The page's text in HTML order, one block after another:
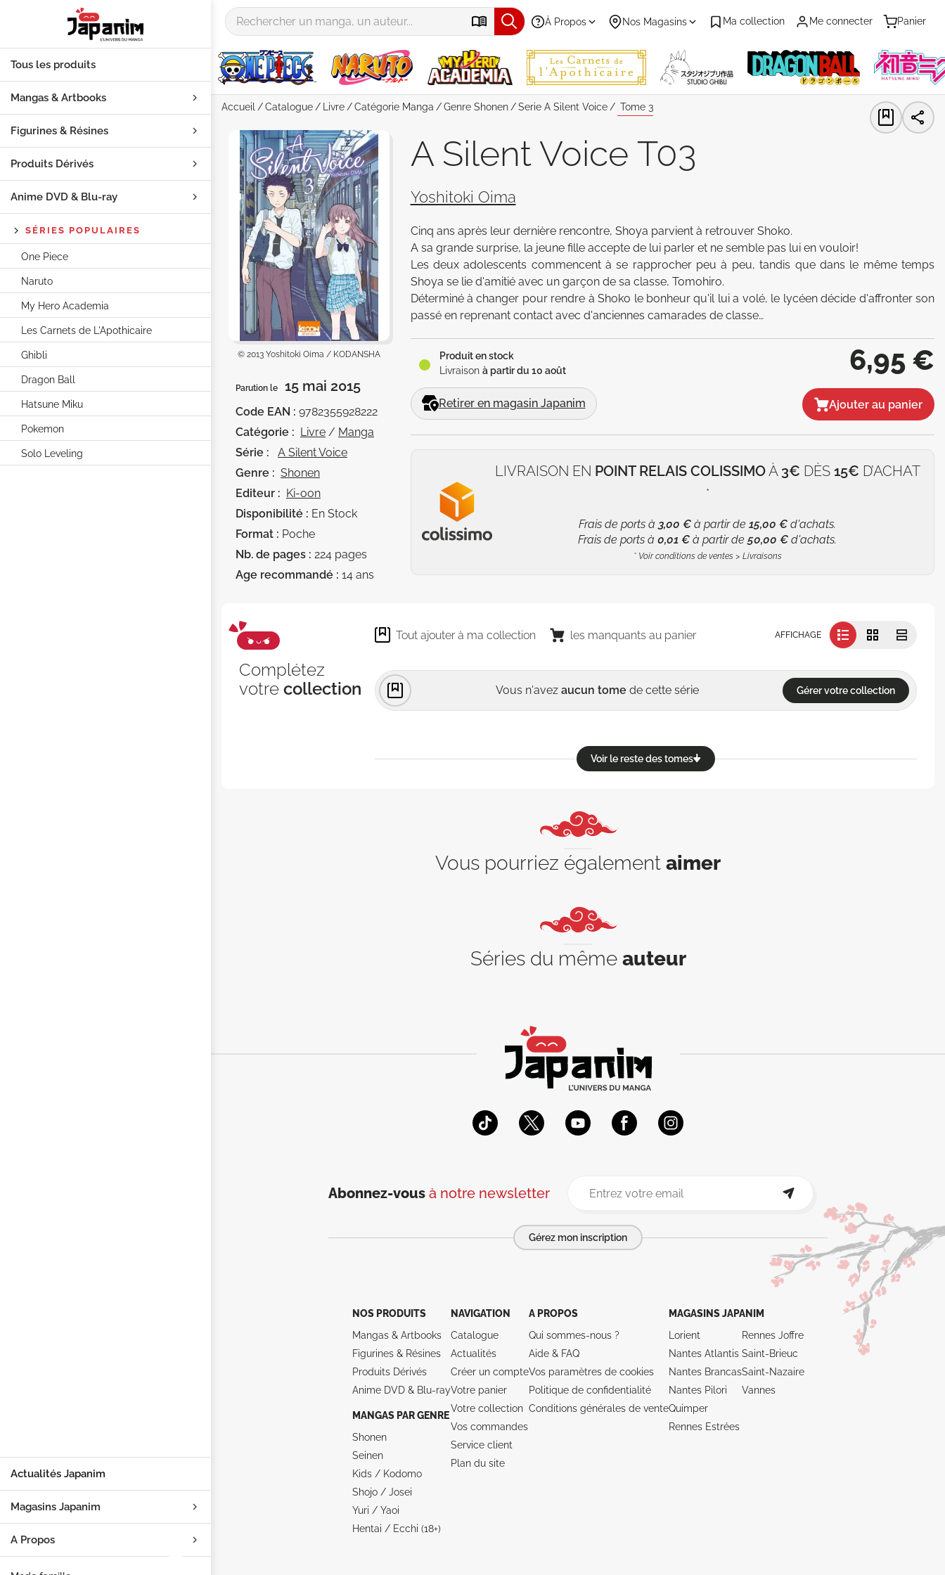
À Propos Nos Magasins Ma collection Me connecter Panier
Tous les produits
Mangas & Artbooks
Figurines & Résines
Produits Dérivés
Anime DVD & Blu‑ray
SÉRIES POPULAIRES
One Piece
Naruto
My Hero Academia
Les Carnets de L'Apothicaire
Ghibli
Dragon Ball
Hatsune Miku
Pokemon
Solo Leveling
Actualités Japanim
Magasins Japanim
A Propos
Accueil Catalogue Livre Catégorie Manga Genre Shonen Serie A Silent Voice Tome 3
© 2013 Yoshitoki Oima / KODANSHA
A Silent Voice T03
Yoshitoki Oima
Cinq ans après leur dernière rencontre, Shoya parvient à retrouver Shoko.
A sa grande surprise, la jeune fille accepte de lui parler et ne semble pas lui en vouloir!
Les deux adolescents commencent à se rapprocher peu à peu, tandis que dans le même temps
Shoya se lie d'amitié avec un garçon de sa classe, Tomohiro.
Déterminé à changer pour rendre à Shoko le bonheur qu'il lui a volé, le lycéen décide d'affronter son
passé en reprenant contact avec d'anciennes camarades de classe…
Produit en stock
Livraison à partir du 10 août
Retirer en magasin Japanim
6,95 €
Ajouter au panier
LIVRAISON EN POINT RELAIS COLISSIMOÀ 3€ DÈS 15€ D’ACHAT
*
Frais de ports à3,00 € à partir de15,00 € d'achats.
Frais de ports à0,01 € à partir de50,00 € d'achats.
* Voir conditions de ventes > Livraisons
Parution le 15 mai 2015
Code EAN : 9782355928222
Catégorie : Livre / Manga
Série :
A Silent Voice
Genre : Shonen
Editeur : Ki-oon
Disponibilité : En Stock
Format : Poche
Nb. de pages : 224 pages
Age recommandé : 14 ans
Complétez
votre collection
Tout ajouter à ma collection les manquants au panier AFFICHAGE
Vous n'avez aucun tome de cette série Gérer votre collection
Voir le reste des tomes
Vous pourriez également aimer
Séries du même auteur
Abonnez-vous à notre newsletter
Gérez mon inscription
NOS PRODUITS
Mangas & Artbooks
Figurines & Résines
Produits Dérivés
Anime DVD & Blu‑ray
MANGAS PAR GENRE
Shonen
Seinen
Kids / Kodomo
Shojo / Josei
Yuri / Yaoi
Hentai / Ecchi (18+)
NAVIGATION
Catalogue
Actualités
Créer un compte
Votre panier
Votre collection
Vos commandes
Service client
Plan du site
A PROPOS
Qui sommes-nous ?
Aide & FAQ
Vos paramètres de cookies
Politique de confidentialité
Conditions générales de vente
MAGASINS JAPANIM
Lorient
Nantes Atlantis
Nantes Brancas
Nantes Pilori
Quimper
Rennes Estrées
Rennes Joffre
Saint-Brieuc
Saint-Nazaire
Vannes